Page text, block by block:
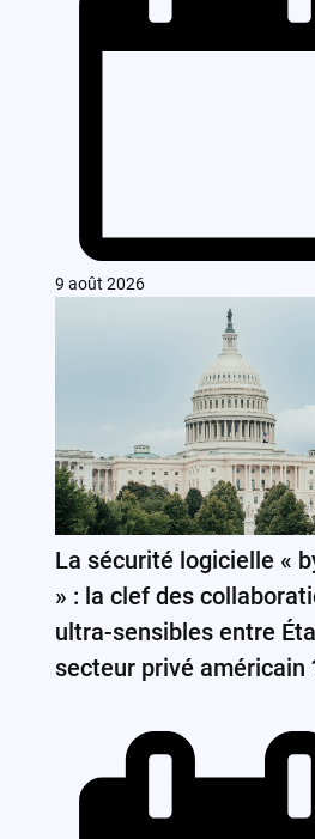
9 août 2026
La sécurité logicielle «
» : la clef des
ultra-sensibles entre
secteur privé américain